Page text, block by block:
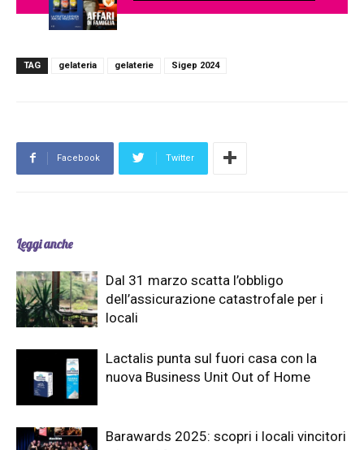
TAG gelateria gelaterie Sigep 2024
Facebook Twitter
Leggi anche
Dal 31 marzo scatta l’obbligo
dell’assicurazione catastrofale per i
locali
Lactalis punta sul fuori casa con la
nuova Business Unit Out of Home
Barawards 2025: scopri i locali vincitori